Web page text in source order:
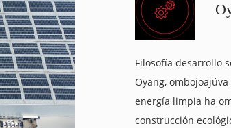
Filosofía desarrollo
Oyang,
energía limpia ha
construcción